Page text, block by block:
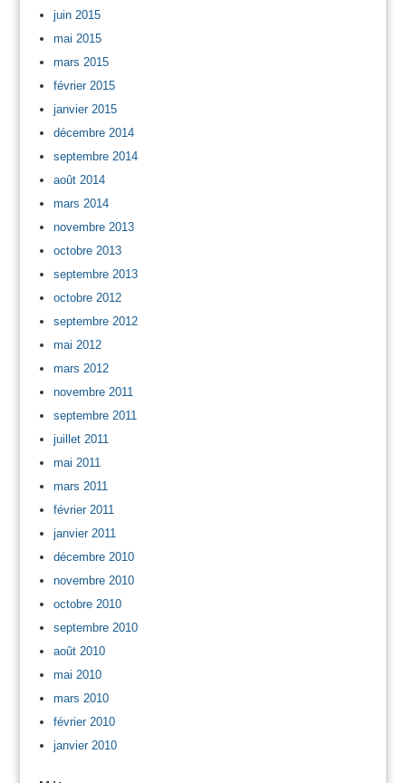
juin 2015
mai 2015
mars 2015
février 2015
janvier 2015
décembre 2014
septembre 2014
août 2014
mars 2014
novembre 2013
octobre 2013
septembre 2013
octobre 2012
septembre 2012
mai 2012
mars 2012
novembre 2011
septembre 2011
juillet 2011
mai 2011
mars 2011
février 2011
janvier 2011
décembre 2010
novembre 2010
octobre 2010
septembre 2010
août 2010
mai 2010
mars 2010
février 2010
janvier 2010